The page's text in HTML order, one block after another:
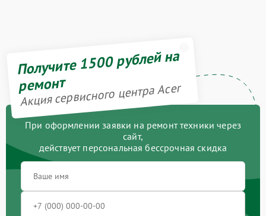
Получите 1500 рублей на
ремонт
Акция сервисного центра Acer
При оформлении заявки на ремонт техники через
сайт,
действует персональная бессрочная скидка